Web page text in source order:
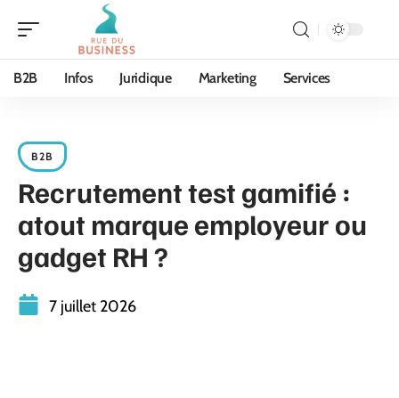
B2B Infos Juridique Marketing Services
B2B
Recrutement test gamifié :
atout marque employeur ou
gadget RH ?
7 juillet 2026